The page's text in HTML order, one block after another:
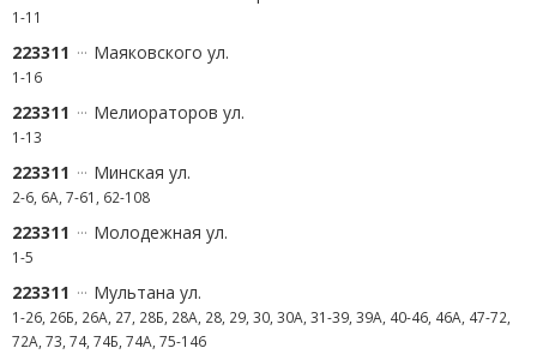
1-11
223311 Маяковского ул.
1-16
223311 Мелиораторов ул.
1-13
223311 Минская ул.
2-6, 6А, 7-61, 62-108
223311 Молодежная ул.
1-5
223311 Мультана ул.
1-26, 26Б, 26А, 27, 28Б, 28А, 28, 29, 30, 30А, 31-39, 39А, 40-46, 46А, 47-72,
72А, 73, 74, 74Б, 74А, 75-146